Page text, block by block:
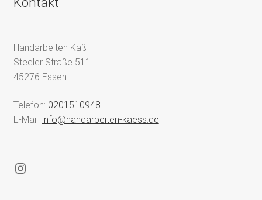
Handarbeiten Käß
Steeler Straße 511
45276 Essen
Telefon: 0201510948
E-Mail: info@handarbeiten-kaess.de
Instagram